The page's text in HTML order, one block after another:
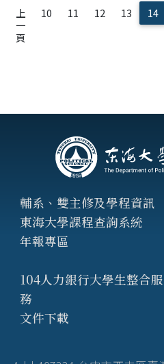
上
一
頁
10 11 12 13 14
輔系、雙主修及學程資訊
東海大學課程查詢系統
年報專區
104人力銀行大學生整合服
務
文件下載